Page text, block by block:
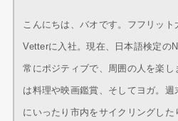
こんにちは、バオです。フフリッ
Vetterに入社。現在、日本語検定の
常にポジティブで、周囲の人を楽
は料理や映画鑑賞、そしてヨガ。週
にいったり市内をサイクリングし